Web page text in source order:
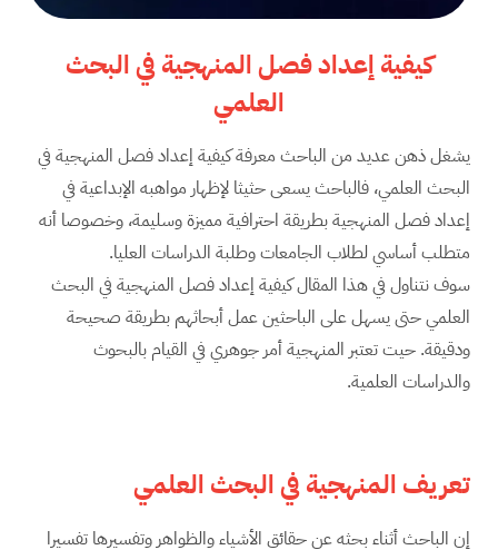
كيفية إعداد فصل المنهجية في البحث
العلمي
يشغل ذهن عديد من الباحث معرفة كيفية إعداد فصل المنهجية في
البحث العلمي، فالباحث يسعى حثيثا لإظهار مواهبه الإبداعية في
إعداد فصل المنهجية بطريقة احترافية مميزة وسليمة، وخصوصا أنه
متطلب أساسي لطلاب الجامعات وطلبة الدراسات العليا.
سوف نتناول في هذا المقال كيفية إعداد فصل المنهجية في البحث
العلمي حتى يسهل على الباحثين عمل أبحاثهم بطريقة صحيحة
ودقيقة. حيت تعتبر المنهجية أمر جوهري في القيام بالبحوث
والدراسات العلمية.
تعريف المنهجية في البحث العلمي
إن الباحث أثناء بحثه عن حقائق الأشياء والظواهر وتفسيرها تفسيرا